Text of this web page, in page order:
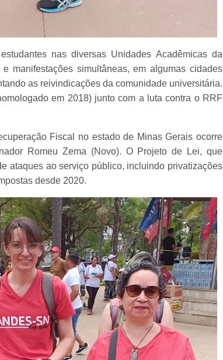
nas diversas Unidades Acadêmicas da
manifestações simultâneas, em algumas cidades
as reivindicações da comunidade universitária.
em 2018) junto com a luta contra o RRF
Fiscal no estado de Minas Gerais ocorre
Romeu Zema (Novo). O Projeto de Lei, que
ataques ao serviço público, incluindo privatizações
desde 2020.